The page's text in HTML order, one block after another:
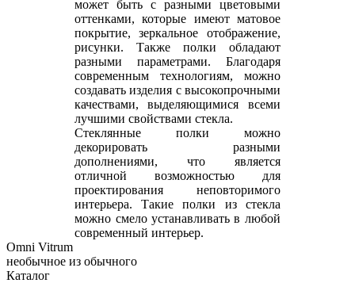
может быть с разными цветовыми
оттенками, которые имеют матовое
покрытие, зеркальное отображение,
рисунки. Также полки обладают
разными параметрами. Благодаря
современным технологиям, можно
создавать изделия с высокопрочными
качествами, выделяющимися всеми
лучшими свойствами стекла.
Стеклянные полки можно
декорировать разными
дополнениями, что является
отличной возможностью для
проектирования неповторимого
интерьера. Такие полки из стекла
можно смело устанавливать в любой
современный интерьер.
Omni Vitrum
необычное из обычного
Каталог